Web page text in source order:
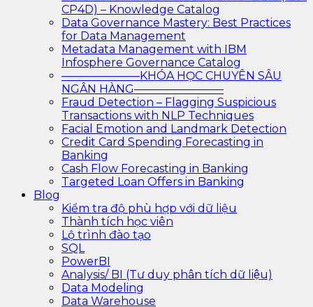
CP4D) – Knowledge Catalog
Data Governance Mastery: Best Practices
for Data Management
Metadata Management with IBM
Infosphere Governance Catalog
———————KHÓA HỌC CHUYÊN SÂU
NGÂN HÀNG————————
Fraud Detection – Flagging Suspicious
Transactions with NLP Techniques
Facial Emotion and Landmark Detection
Credit Card Spending Forecasting in
Banking
Cash Flow Forecasting in Banking
Targeted Loan Offers in Banking
Blog
Kiểm tra độ phù hợp với dữ liệu
Thành tích học viên
Lộ trình đào tạo
SQL
PowerBI
Analysis/ BI (Tư duy phân tích dữ liệu)
Data Modeling
Data Warehouse